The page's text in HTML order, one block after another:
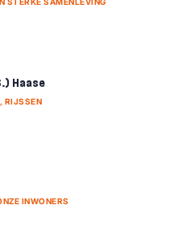
Haase
RIJSSEN
INWONERS